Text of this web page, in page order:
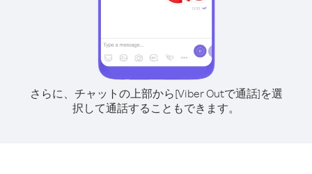
さらに、チャットの上部から[Viber Outで通話]を選
択して通話することもできます。